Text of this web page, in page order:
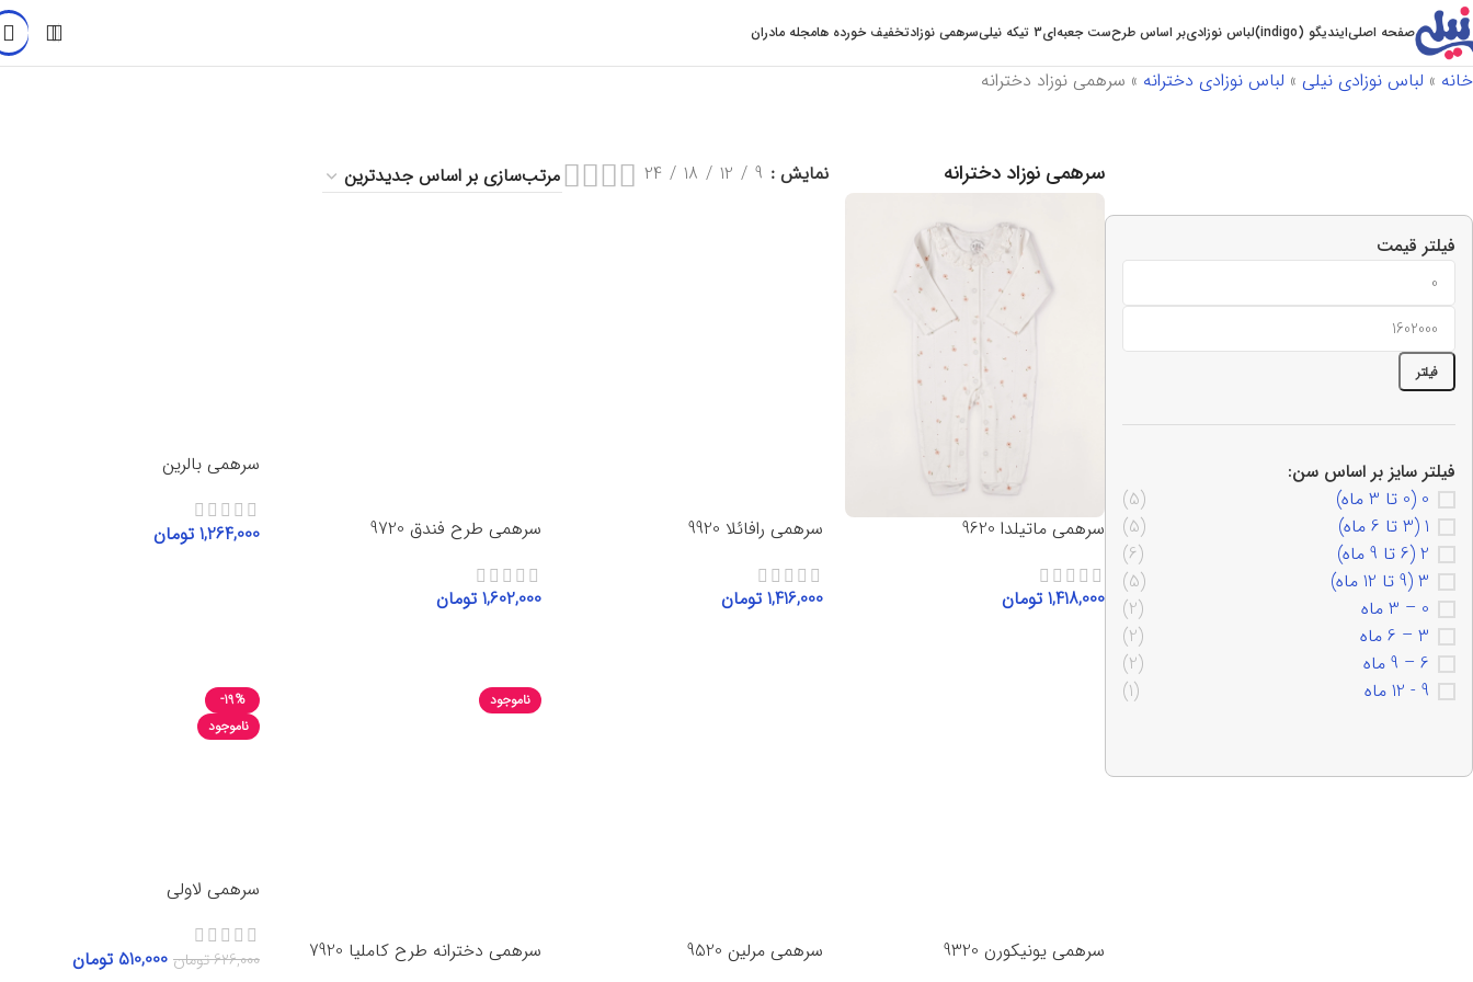
صفحه اصلیایندیگو (indigo) لباس نوزادیبر اساس طرحست جعبه‌ای3 تیکه نیلی سرهمی نوزادتخفیف خورده هامجله مادران
خانه » لباس نوزادی نیلی » لباس نوزادی دخترانه » سرهمی نوزاد دخترانه
فیلتر قیمت
فیلتر
فیلتر سایز بر اساس سن:
0 (0 تا 3 ماه)
(5)
1 (3 تا 6 ماه)
(5)
2 (6 تا 9 ماه)
(6)
3 (9 تا 12 ماه)
(5)
0 – 3 ماه
(2)
3 – 6 ماه
(2)
6 – 9 ماه
(2)
9 - 12 ماه
(1)
سرهمی نوزاد دخترانه نمایش 9
12
18
24
سرهمی ماتیلدا 9620
1,418,000 تومان
سرهمی رافائلا 9920
1,416,000 تومان
سرهمی طرح فندق 9720
1,602,000 تومان
سرهمی بالرین
1,264,000 تومان
سرهمی یونیکورن 9320 سرهمی مرلین 9520
ناموجود
سرهمی دخترانه طرح کاملیا 7920
-19%
ناموجود
سرهمی لاولی
626,000تومان 510,000 تومان